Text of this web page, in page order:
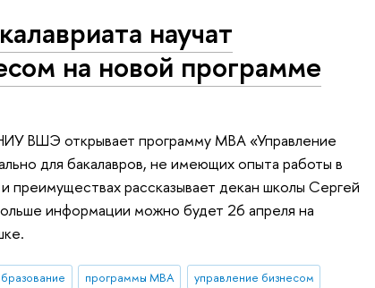
научат
на новой программе
ВШЭ открывает программу МВА «Управление
для бакалавров, не имеющих опыта работы в
преимуществах рассказывает декан школы Сергей
информации можно будет 26 апреля на
программы MBA управление бизнесом